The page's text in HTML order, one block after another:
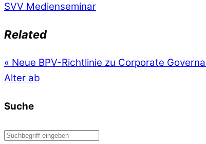
SVV Medienseminar
Related
« Neue BPV-Richtlinie zu Corporate
Alter ab
Suche